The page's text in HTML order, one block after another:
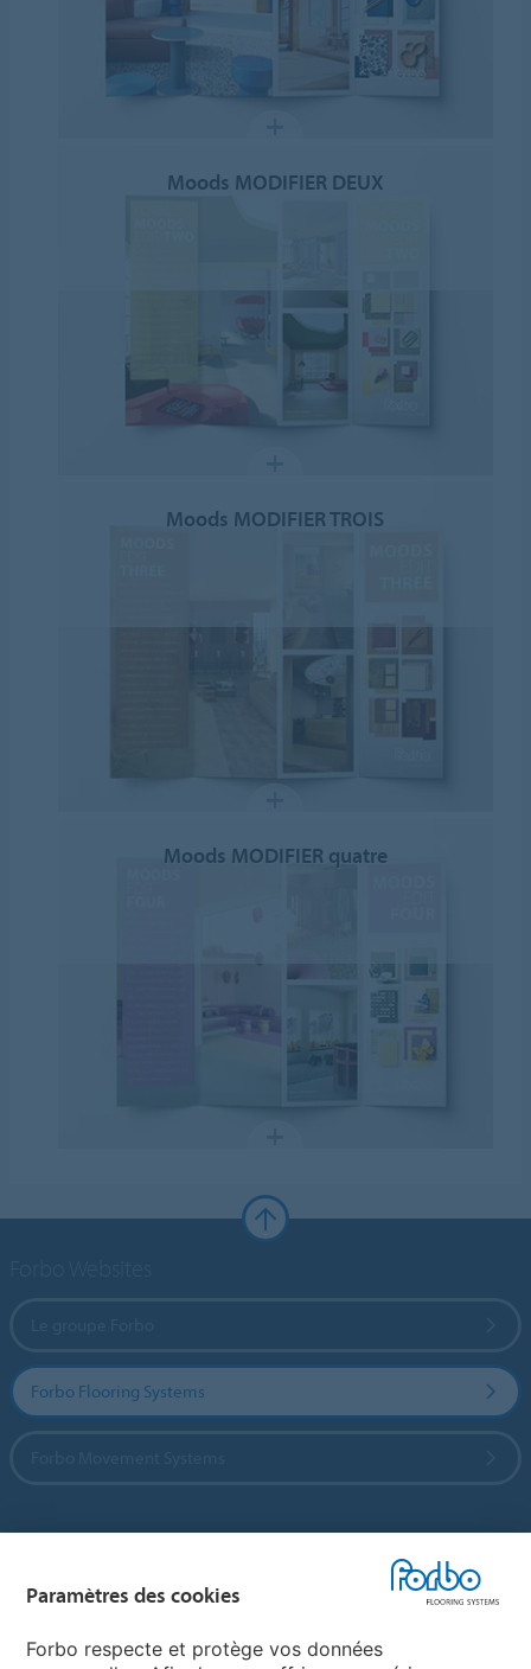
Moods MODIFIER DEUX
Moods MODIFIER TROIS
Moods MODIFIER quatre
Forbo Flooring Systems
Paramètres des cookies
Forbo respecte et protège vos données